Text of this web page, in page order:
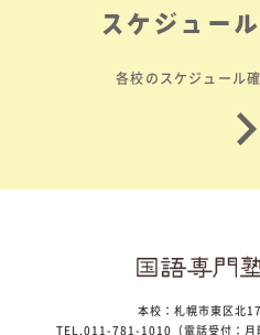
スケジュー
各校のスケジュール
本校：札幌市東区北
TEL.011-781-1010（電話受付：月